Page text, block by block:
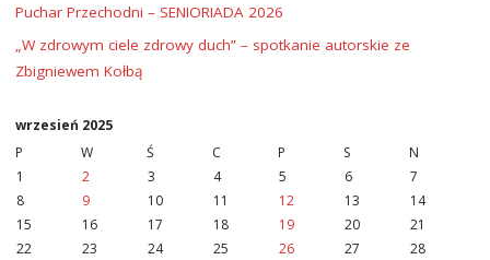
Puchar Przechodni – SENIORIADA 2026
„W zdrowym ciele zdrowy duch” – spotkanie autorskie ze
Zbigniewem Kołbą
wrzesień 2025
P
W Ś C P S
N
1
2 3 4 5 6
7
8
9 10 11 12 13
14
15
16 17 18 19 20
21
22
23 24 25 26 27
28